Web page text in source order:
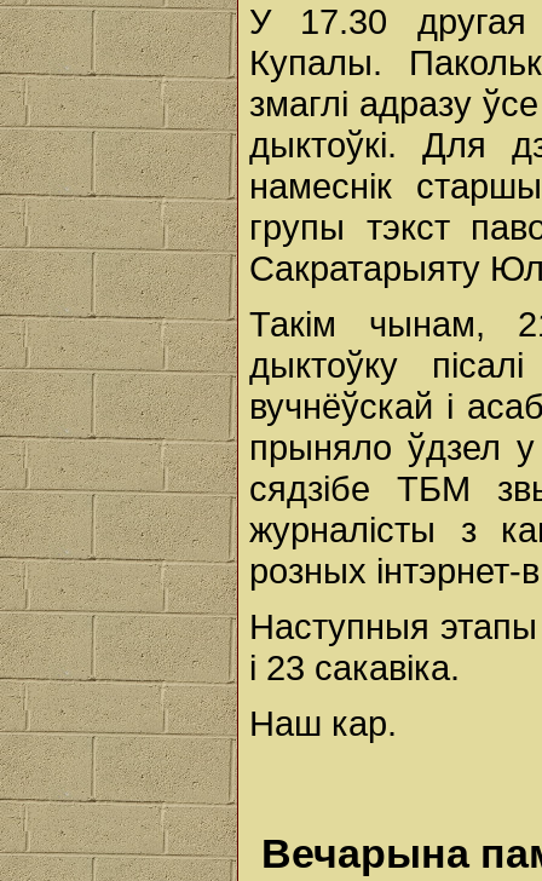
У 17.30 другая
Купалы.
змаглі адразу
дыктоўкі. Для
намеснік
групы тэкст
Сакратарыяту
Такім чынам,
дыктоўку
вучнёўскай і
прыняло ўдзел
сядзібе ТБМ
журналісты з
розных
Наступныя этапы
і 23 сакавіка.
Наш кар.
Вечарына